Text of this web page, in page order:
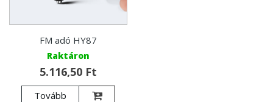
FM adó HY87
Raktáron
5.116,50 Ft
Tovább